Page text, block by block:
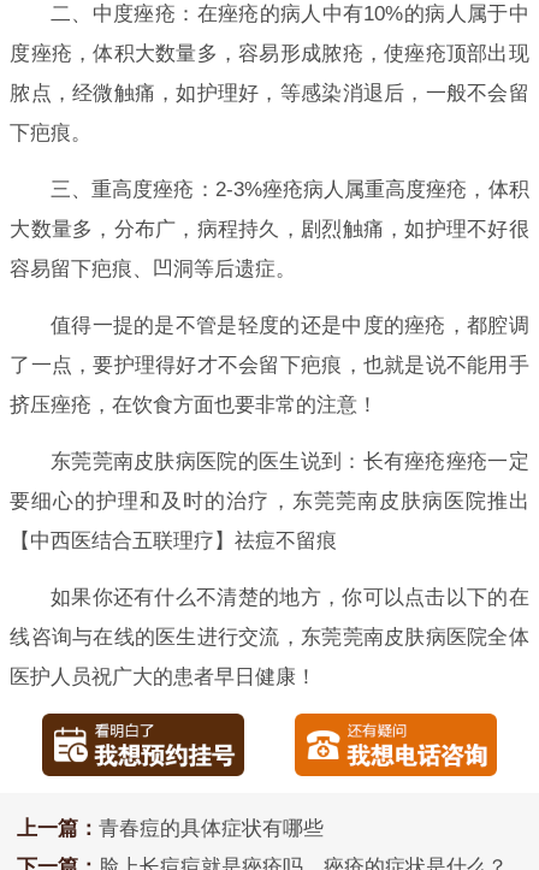
二、中度痤疮：在痤疮的病人中有10%的病人属于中
度痤疮，体积大数量多，容易形成脓疮，使痤疮顶部出现
脓点，经微触痛，如护理好，等感染消退后，一般不会留
下疤痕。
三、重高度痤疮：2-3%痤疮病人属重高度痤疮，体积
大数量多，分布广，病程持久，剧烈触痛，如护理不好很
容易留下疤痕、凹洞等后遗症。
值得一提的是不管是轻度的还是中度的痤疮，都腔调
了一点，要护理得好才不会留下疤痕，也就是说不能用手
挤压痤疮，在饮食方面也要非常的注意！
东莞莞南皮肤病医院的医生说到：长有痤疮痤疮一定
要细心的护理和及时的治疗，东莞莞南皮肤病医院推出
【中西医结合五联理疗】祛痘不留痕
如果你还有什么不清楚的地方，你可以点击以下的在
线咨询与在线的医生进行交流，东莞莞南皮肤病医院全体
医护人员祝广大的患者早日健康！
上一篇： 青春痘的具体症状有哪些